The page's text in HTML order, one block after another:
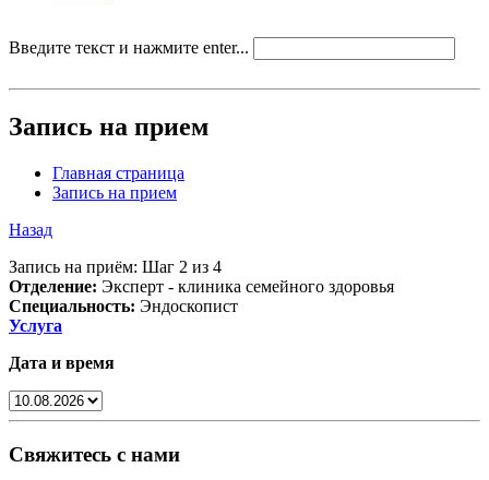
Введите текст и нажмите enter...
Запись на прием
Главная страница
Запись на прием
Назад
Запись на приём: Шаг 2 из 4
Отделение: Эксперт - клиника семейного здоровья
Специальность: Эндоскопист
Услуга
Дата и время
Свяжитесь с нами